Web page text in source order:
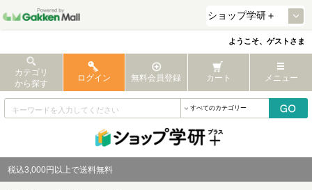
ようこそ、ゲストさま
カテゴリ
から探す
ログイン 無料会員登録 カート メニュー
税込3,000円以上で送料無料